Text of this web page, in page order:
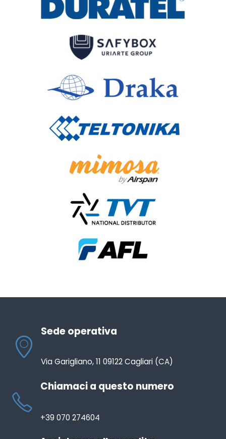
Sede operativa
Via Garigliano, 11 09122 Cagliari (CA)
Chiamaci a questo numero
+39 070 274604